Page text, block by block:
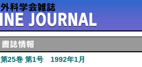
第25巻 第1号 1992年1月